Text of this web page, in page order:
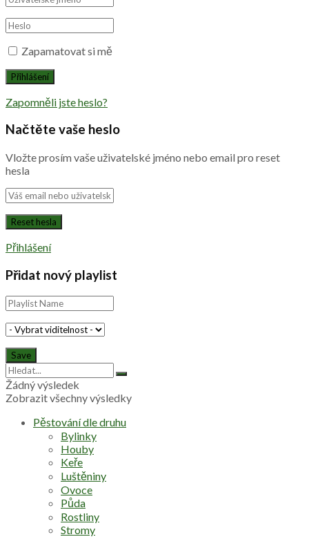
Zapamatovat si mě
Zapomněli jste heslo?
Načtěte vaše heslo
Vložte prosím vaše uživatelské jméno nebo email pro reset
hesla
Přihlášení
Přidat nový playlist
Žádný výsledek
Zobrazit všechny výsledky
Pěstování dle druhu
Bylinky
Houby
Keře
Luštěniny
Ovoce
Půda
Rostliny
Stromy